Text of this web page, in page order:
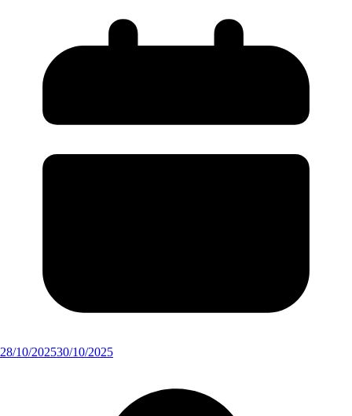
28/10/202530/10/2025